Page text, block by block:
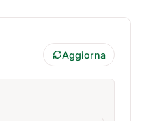
Aggiorna